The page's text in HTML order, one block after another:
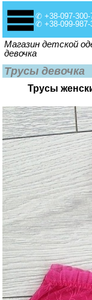
✆ +38-097-300-
✆ +38-099-987-
Вы здесь
Магазин детской
девочка
Трусы девочка
Трусы